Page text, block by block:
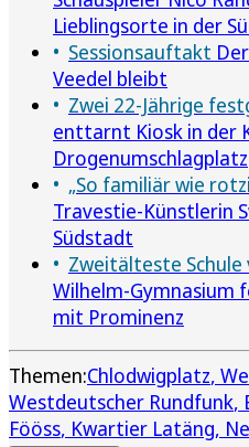
Lieblingsorte in der
Sessionsauftakt
Veedel bleibt
Zwei 22-Jährige
enttarnt Kiosk in der
Drogenumschlagplatz
„So familiär wie
Travestie-Künstlerin
Südstadt
Zweitälteste Schule
Wilhelm-Gymnasium
mit Prominenz
Themen:Chlodwigplatz
Westdeutscher Rundfunk
Fööss Kwartier Latäng